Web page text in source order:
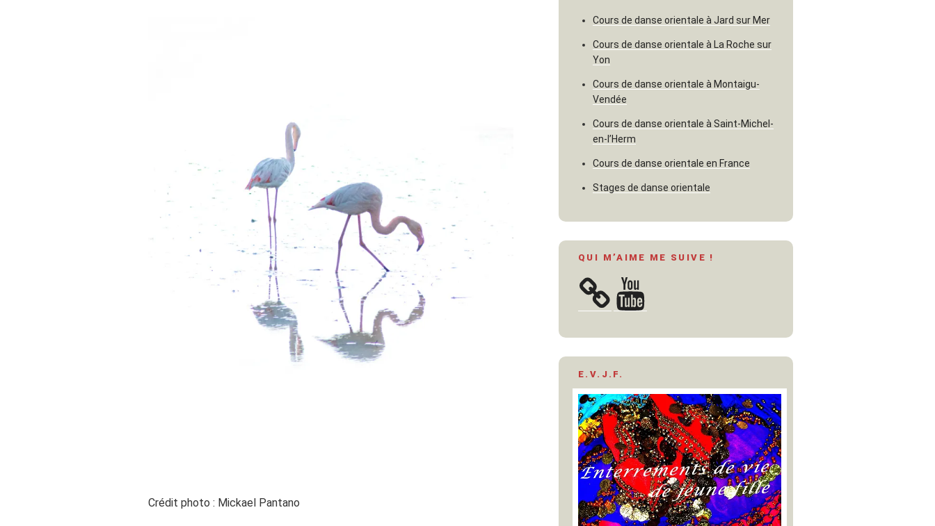
Crédit photo : Mickael Pantano
Cours de danse orientale à Jard sur Mer
Cours de danse orientale à La Roche sur
Yon
Cours de danse orientale à Montaigu-
Vendée
Cours de danse orientale à Saint-Michel-
en-l’Herm
Cours de danse orientale en France
Stages de danse orientale
QUI M’AIME ME SUIVE !
YouTube
E.V.J.F.